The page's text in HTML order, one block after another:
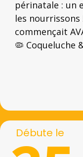
périnatale : un
les
commençait
🦠 Coqueluche
Débute le